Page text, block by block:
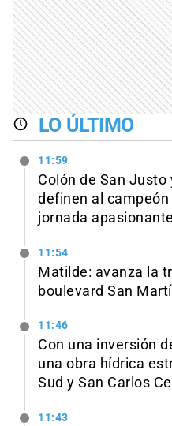
LO ÚLTIMO
11:59
Colón de San Justo
definen al
jornada apasionante
11:54
Matilde: avanza la
boulevard San
11:46
Con una inversión
una obra hídrica
Sud y San Carlos
11:43